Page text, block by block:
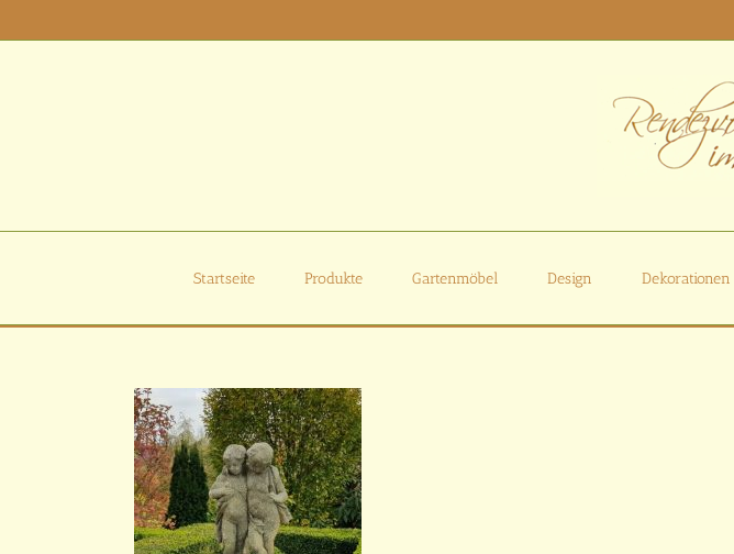
Inhalt
Startseite Produkte Gartenmöbel Design Dekorationen